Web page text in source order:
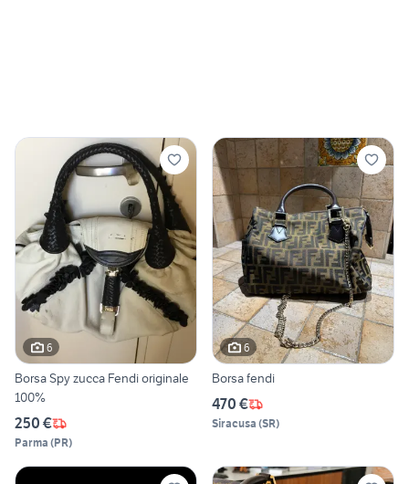
6
Borsa Spy zucca Fendi originale
100%
250 €
Parma (PR)
6
Borsa fendi
470 €
Siracusa (SR)